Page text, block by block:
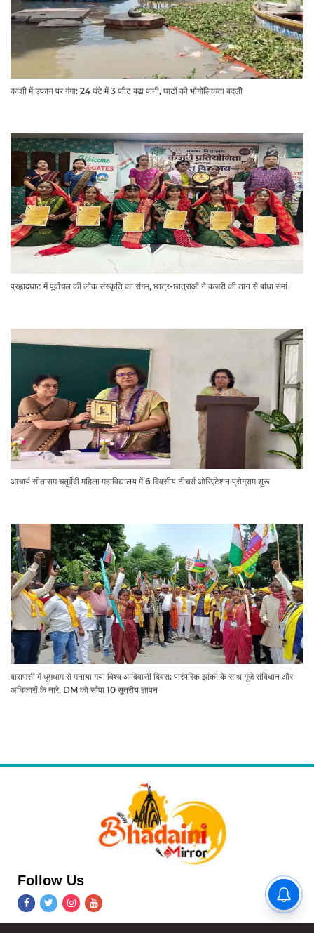
काशी में उफान पर गंगा: 24 घंटे में 3 फीट बढ़ा पानी, घाटों की भौगोलिकता बदली
प्रह्लादघाट में पूर्वांचल की लोक संस्कृति का संगम, छात्र-छात्राओं ने कजरी की तान से बांधा समां
आचार्य सीताराम चतुर्वेदी महिला महाविद्यालय में 6 दिवसीय टीचर्स ओरिएंटेशन प्रोग्राम शुरू
वाराणसी में धूमधाम से मनाया गया विश्व आदिवासी दिवस: पारंपरिक झांकी के साथ गूंजे संविधान और
अधिकारों के नारे, DM को सौंपा 10 सूत्रीय ज्ञापन
Follow Us